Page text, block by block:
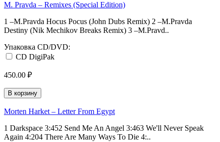
M. Pravda ‎– Remixes (Special Edition)
1 –M.Pravda Hocus Pocus (John Dubs Remix) 2 –M.Pravda
Destiny (Nik Mechikov Breaks Remix) 3 –M.Pravd..
Упаковка CD/DVD:
CD DigiPak
450.00 ₽
В корзину
Morten Harket ‎– Letter From Egypt
1 Darkspace 3:452 Send Me An Angel 3:463 We'll Never Speak
Again 4:204 There Are Many Ways To Die 4:..